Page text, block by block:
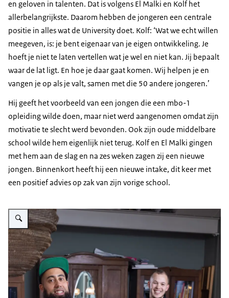
en geloven in talenten. Dat is volgens El Malki en Kolf het
allerbelangrijkste. Daarom hebben de jongeren een centrale
positie in alles wat de University doet. Kolf: ‘Wat we echt willen
meegeven, is: je bent eigenaar van je eigen ontwikkeling. Je
hoeft je niet te laten vertellen wat je wel en niet kan. Jij bepaalt
waar de lat ligt. En hoe je daar gaat komen. Wij helpen je en
vangen je op als je valt, samen met die 50 andere jongeren.’
Hij geeft het voorbeeld van een jongen die een mbo-1
opleiding wilde doen, maar niet werd aangenomen omdat zijn
motivatie te slecht werd bevonden. Ook zijn oude middelbare
school wilde hem eigenlijk niet terug. Kolf en El Malki gingen
met hem aan de slag en na zes weken zagen zij een nieuwe
jongen. Binnenkort heeft hij een nieuwe intake, dit keer met
een positief advies op zak van zijn vorige school.
Vergroot afbeelding Melvin en Nabil